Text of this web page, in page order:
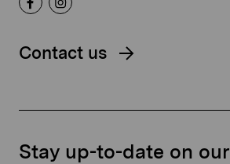
Contact us
Stay up-to-date on our